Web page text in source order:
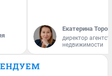
Екатерина
директор
недвижимости